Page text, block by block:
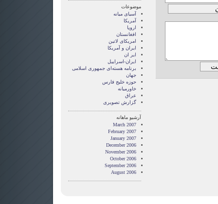
موضوعات
آسيای ميانه
آمریکا
اروپا
افغانستان
امریکای لاتین
ايران و آمريکا
ایر ان
ایران-اسراییل
برنامه هسته‌ای جمهوری اسلامی
جهان
حوزه خلیج فارس
خاورمیانه
عراق
گزارش تصويری
آرشیو ماهانه
March 2007
February 2007
January 2007
December 2006
November 2006
October 2006
September 2006
August 2006